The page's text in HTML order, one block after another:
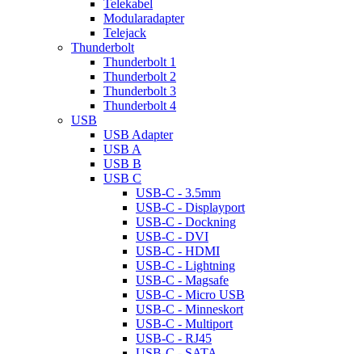
Telekabel
Modularadapter
Telejack
Thunderbolt
Thunderbolt 1
Thunderbolt 2
Thunderbolt 3
Thunderbolt 4
USB
USB Adapter
USB A
USB B
USB C
USB-C - 3.5mm
USB-C - Displayport
USB-C - Dockning
USB-C - DVI
USB-C - HDMI
USB-C - Lightning
USB-C - Magsafe
USB-C - Micro USB
USB-C - Minneskort
USB-C - Multiport
USB-C - RJ45